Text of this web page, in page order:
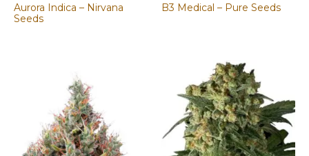
Aurora Indica – Nirvana
Seeds
B3 Medical – Pure Seeds